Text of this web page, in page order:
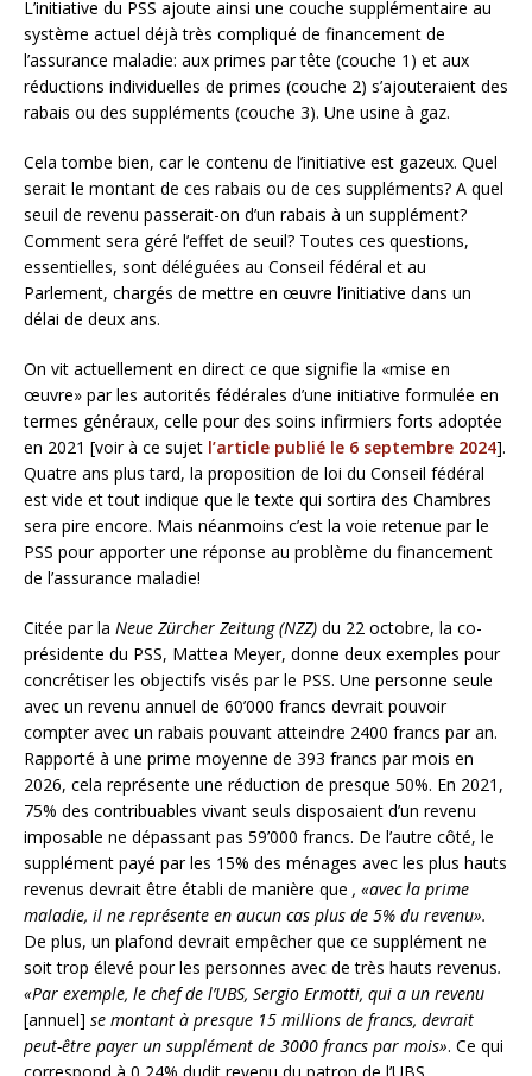
L’initiative du PSS ajoute ainsi une couche supplémentaire au
système actuel déjà très compliqué de financement de
l’assurance maladie: aux primes par tête (couche 1) et aux
réductions individuelles de primes (couche 2) s’ajouteraient des
rabais ou des suppléments (couche 3). Une usine à gaz.
Cela tombe bien, car le contenu de l’initiative est gazeux. Quel
serait le montant de ces rabais ou de ces suppléments? A quel
seuil de revenu passerait-on d’un rabais à un supplément?
Comment sera géré l’effet de seuil? Toutes ces questions,
essentielles, sont déléguées au Conseil fédéral et au
Parlement, chargés de mettre en œuvre l’initiative dans un
délai de deux ans.
On vit actuellement en direct ce que signifie la «mise en
œuvre» par les autorités fédérales d’une initiative formulée en
termes généraux, celle pour des soins infirmiers forts adoptée
en 2021 [voir à ce sujet l’article publié le 6 septembre 2024].
Quatre ans plus tard, la proposition de loi du Conseil fédéral
est vide et tout indique que le texte qui sortira des Chambres
sera pire encore. Mais néanmoins c’est la voie retenue par le
PSS pour apporter une réponse au problème du financement
de l’assurance maladie!
Citée par la Neue Zürcher Zeitung (NZZ) du 22 octobre, la co-
présidente du PSS, Mattea Meyer, donne deux exemples pour
concrétiser les objectifs visés par le PSS. Une personne seule
avec un revenu annuel de 60’000 francs devrait pouvoir
compter avec un rabais pouvant atteindre 2400 francs par an.
Rapporté à une prime moyenne de 393 francs par mois en
2026, cela représente une réduction de presque 50%. En 2021,
75% des contribuables vivant seuls disposaient d’un revenu
imposable ne dépassant pas 59’000 francs. De l’autre côté, le
supplément payé par les 15% des ménages avec les plus hauts
revenus devrait être établi de manière que , «avec la prime
maladie, il ne représente en aucun cas plus de 5% du revenu».
De plus, un plafond devrait empêcher que ce supplément ne
soit trop élevé pour les personnes avec de très hauts revenus.
«Par exemple, le chef de l’UBS, Sergio Ermotti, qui a un revenu
[annuel] se montant à presque 15 millions de francs, devrait
peut-être payer un supplément de 3000 francs par mois». Ce qui